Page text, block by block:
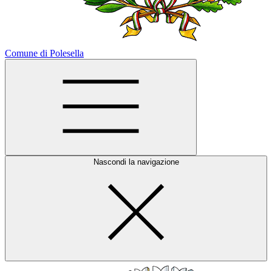
Comune di Polesella
Nascondi la navigazione